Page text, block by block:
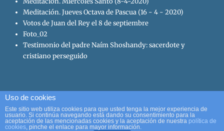
Meditación. Jueves Octava de Pascua (16 - 4 - 2020)
Votos de Juan del Rey el 8 de septiembre
Foto_02
Testimonio del padre Naím Shoshandy: sacerdote y
cristiano perseguido
Copyright © 2026Parroquia San Juan de Ávila. All Rights
Reserved.
Clean Education porCatch Themes
Uso de cookies
Este sitio web utiliza cookies para que usted tenga la mejor experiencia de
usuario. Si continúa navegando está dando su consentimiento para la
aceptación de las mencionadas cookies y la aceptación de nuestra política de
cookies, pinche el enlace para mayor información.